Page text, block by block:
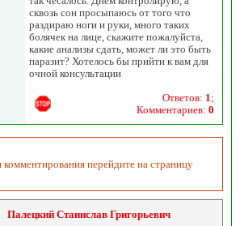
сквозь сон просыпаюсь от того что
раздираю ноги и руки, много таких
болячек на лице, скажите пожалуйста,
какие анализы сдать, может ли это быть
паразит? Хотелось бы прийти к вам для
очной консультации
Ответов: 1 ;
Комментариев: 0
комментирования перейдите на страницу
Палецкий Станислав Григорьевич